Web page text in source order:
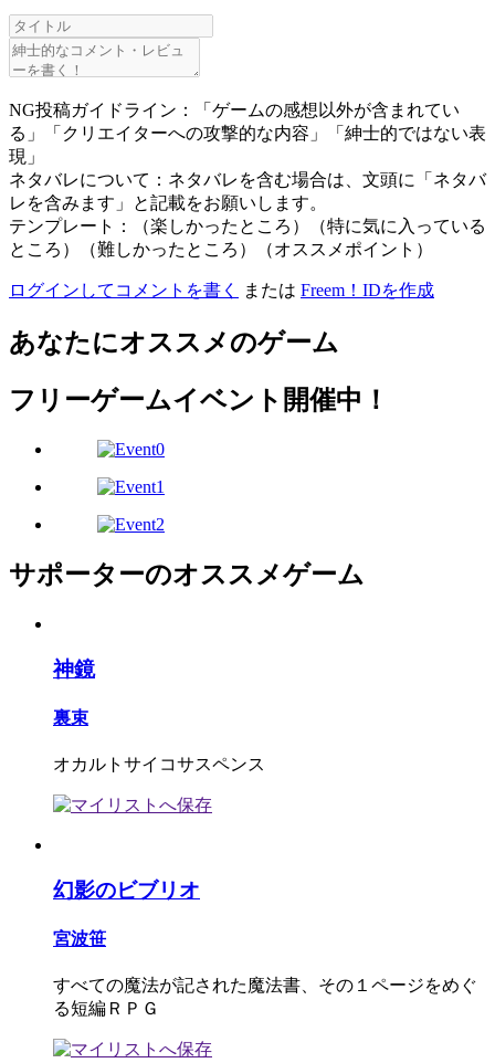
NG投稿ガイドライン：「ゲームの感想以外が含まれてい
る」「クリエイターへの攻撃的な内容」「紳士的ではない表
現」
ネタバレについて：ネタバレを含む場合は、文頭に「ネタバ
レを含みます」と記載をお願いします。
テンプレート：（楽しかったところ）（特に気に入っている
ところ）（難しかったところ）（オススメポイント）
ログインしてコメントを書く または Freem！IDを作成
あなたにオススメのゲーム
フリーゲームイベント開催中！
サポーターのオススメゲーム
神鏡
裏束
オカルトサイコサスペンス
幻影のビブリオ
宮波笹
すべての魔法が記された魔法書、その１ページをめぐ
る短編ＲＰＧ